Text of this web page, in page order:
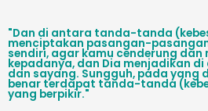
"Dan di antara tanda-tanda
menciptakan pasangan-
sendiri, agar kamu cenderung
kepadanya, dan Dia menjadikan
dan sayang. Sungguh, pada yang
benar terdapat tanda-tanda
yang berpikir."